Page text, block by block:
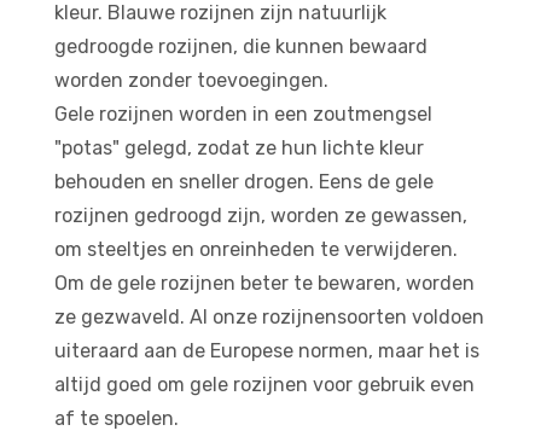
kleur. Blauwe rozijnen zijn natuurlijk
gedroogde rozijnen, die kunnen bewaard
worden zonder toevoegingen.
Gele rozijnen worden in een zoutmengsel
"potas" gelegd, zodat ze hun lichte kleur
behouden en sneller drogen. Eens de gele
rozijnen gedroogd zijn, worden ze gewassen,
om steeltjes en onreinheden te verwijderen.
Om de gele rozijnen beter te bewaren, worden
ze gezwaveld. Al onze rozijnensoorten voldoen
uiteraard aan de Europese normen, maar het is
altijd goed om gele rozijnen voor gebruik even
af te spoelen.